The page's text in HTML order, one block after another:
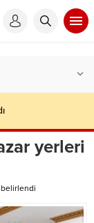
yerleri
belirlendi